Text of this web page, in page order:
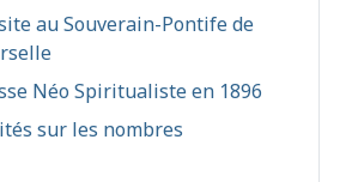
au Souverain-Pontife de
Néo Spiritualiste en 1896
sur les nombres